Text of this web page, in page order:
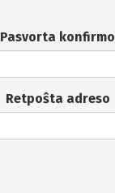
Pasvorta konfirmo
Retpoŝta adreso